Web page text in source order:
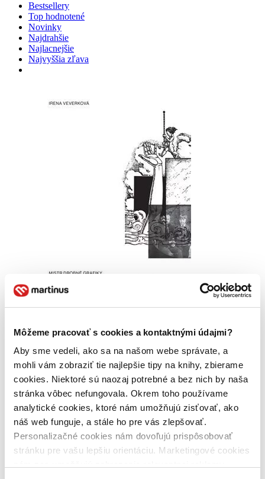
Môžeme pracovať s cookies a kontaktnými údajmi?
Aby sme vedeli, ako sa na našom webe správate, a
mohli vám zobraziť tie najlepšie tipy na knihy, zbierame
cookies. Niektoré sú naozaj potrebné a bez nich by naša
stránka vôbec nefungovala. Okrem toho používame
analytické cookies, ktoré nám umožňujú zisťovať, ako
náš web funguje, a stále ho pre vás zlepšovať.
Personalizačné cookies nám dovoľujú prispôsobovať
stránku pre vašu lepšiu orientáciu. Marketingové cookies
Bestsellery
Top hodnotené
Novinky
Najdrahšie
Najlacnejšie
Najvyššia zľava
Mistr drobné grafiky Stanislav Kulhánek
Rozměry života
Irena Veverková
Po světě jej proslavily precizně provedené drobné grafiky
(především ex libris), v rodném Kladně jeho grafická práce výrazně
formovala knižní produkci nakladatele Jaroslava Šnajdra, v
pražských salónech se těšily oblibě módní...